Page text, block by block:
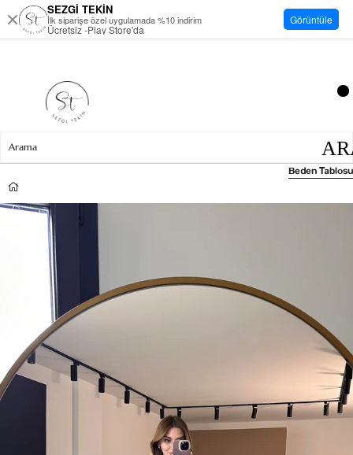
Beden Tablosu
SEZGİ TEKİN
İlk siparişe özel uygulamada %10 indirim
Ücretsiz -Play Store'da
Görüntüle